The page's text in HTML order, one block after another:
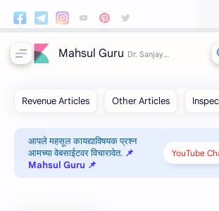
Mahsul Guru
आपले महसूल कायद्याविषयक प्रश्न
आमच्या वेबसाईटवर विचारावेत. 📌
Mahsul Guru 📌
YouTube